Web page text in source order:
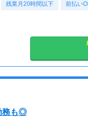
曜日：月・火・水・木・金
残業月20時間以下 前払い
務も◎